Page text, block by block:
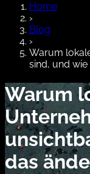
Home
›
Blog
›
Warum
sind, und
Warum
das